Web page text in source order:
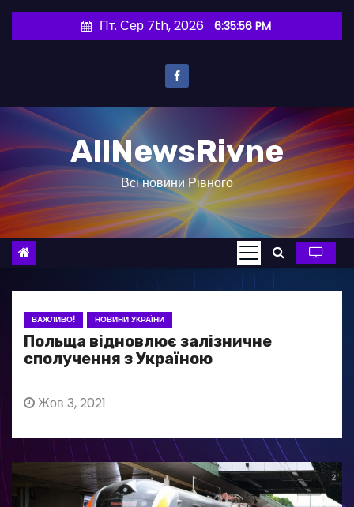
и
о
в
Пт. Сер 7th, 2026 6:35:57 PM
AllNewsRivne
Всі новини Рівного
ВАЖЛИВО! НОВИНИ УКРАЇНИ
Польща відновлює залізничне
сполучення з Україною
Жов 3, 2021